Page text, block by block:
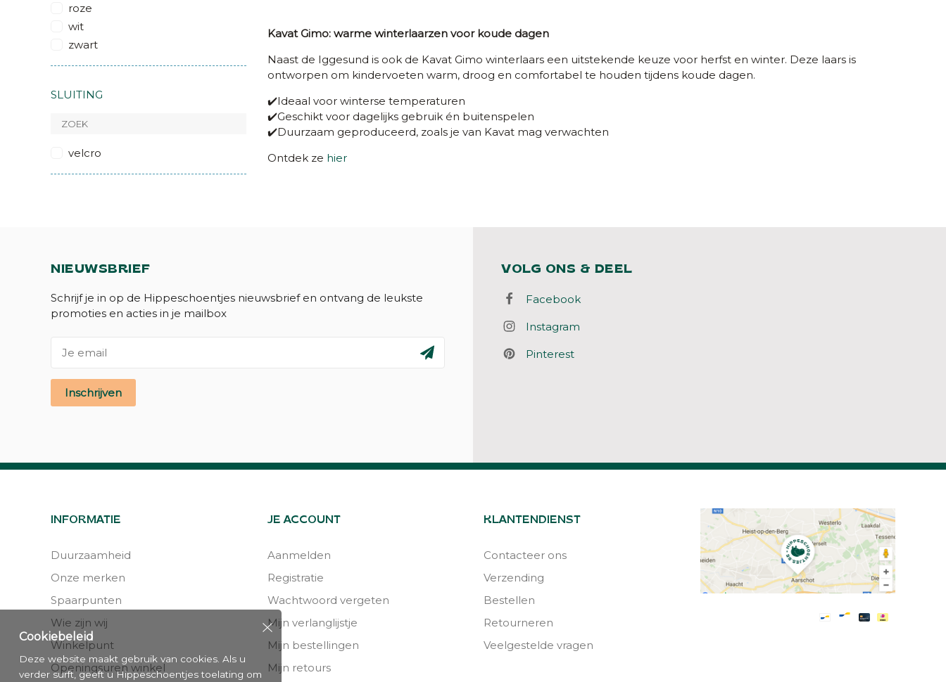
roze
wit
zwart
SLUITING
velcro
Kavat Gimo: warme winterlaarzen voor koude dagen
Naast de Iggesund is ook de Kavat Gimo winterlaars een uitstekende keuze voor herfst en winter. Deze laars is
ontworpen om kindervoeten warm, droog en comfortabel te houden tijdens koude dagen.
✔️Ideaal voor winterse temperaturen
✔️Geschikt voor dagelijks gebruik én buitenspelen
✔️Duurzaam geproduceerd, zoals je van Kavat mag verwachten
Ontdek ze hier
NIEUWSBRIEF
Schrijf je in op de Hippeschoentjes nieuwsbrief en ontvang de leukste
promoties en acties in je mailbox
Inschrijven
VOLG ONS & DEEL
Facebook
Instagram
Pinterest
INFORMATIE
Duurzaamheid
Onze merken
Spaarpunten
Wie zijn wij
Winkelpunt
Openingsuren winkel
JE ACCOUNT
Aanmelden
Registratie
Wachtwoord vergeten
Mijn verlanglijstje
Mijn bestellingen
Mijn retours
KLANTENDIENST
Contacteer ons
Verzending
Bestellen
Retourneren
Veelgestelde vragen
Cookiebeleid
Deze website maakt gebruik van cookies. Als u
verder surft, geeft u Hippeschoentjes toelating om